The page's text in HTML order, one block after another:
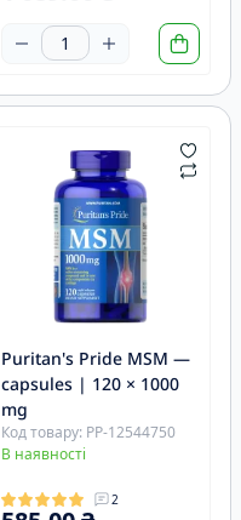
Puritan's Pride MSM —
capsules | 120 × 1000
mg
Код товару: PP-12544750
В наявності
2